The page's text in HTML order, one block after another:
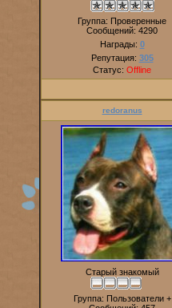
Группа: Проверенные
Сообщений: 4290
Награды: 0
Репутация: 305
Статус: Offline
redoranus
Старый знакомый
Группа: Пользователи +